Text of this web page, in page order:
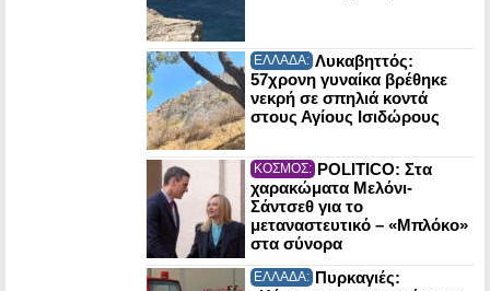
ΕΛΛΑΔΑ: Λυκαβηττός:
57χρονη γυναίκα βρέθηκε
νεκρή σε σπηλιά κοντά
στους Αγίους Ισιδώρους
ΚΟΣΜΟΣ: POLITICO: Στα
χαρακώματα Μελόνι-
Σάντσεθ για το
μεταναστευτικό – «Μπλόκο»
στα σύνορα
ΕΛΛΑΔΑ: Πυρκαγιές: